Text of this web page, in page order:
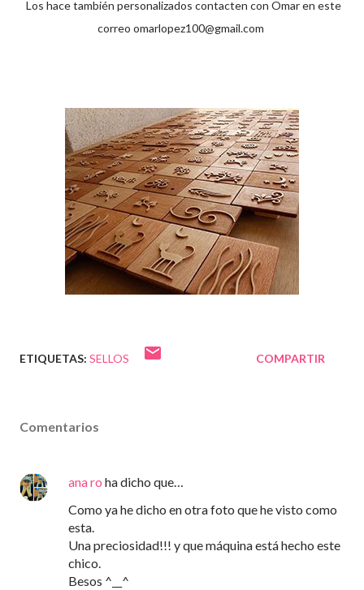
Los hace también personalizados contacten con Omar en este
correo omarlopez100@gmail.com
ETIQUETAS: SELLOS COMPARTIR
Comentarios
ana ro ha dicho que…
Como ya he dicho en otra foto que he visto como
esta.
Una preciosidad!!! y que máquina está hecho este
chico.
Besos ^__^